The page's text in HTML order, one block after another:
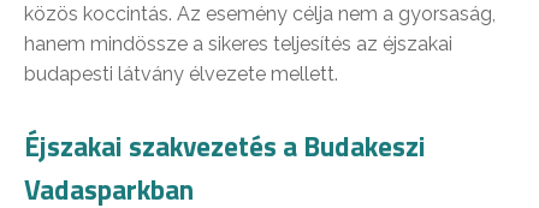
közös koccintás. Az esemény célja nem a gyorsaság,
hanem mindössze a sikeres teljesítés az éjszakai
budapesti látvány élvezete mellett.
Éjszakai szakvezetés a Budakeszi
Vadasparkban